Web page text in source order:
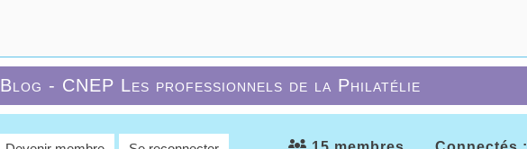
Blog - CNEP Les professionnels de la Philatélie